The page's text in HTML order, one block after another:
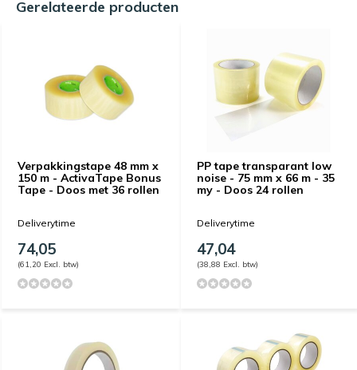
Gerelateerde producten
Verpakkingstape 48 mm x
150 m - ActivaTape Bonus
Tape - Doos met 36 rollen
Deliverytime
74,05
(61,20 Excl. btw)
PP tape transparant low
noise - 75 mm x 66 m - 35
my - Doos 24 rollen
Deliverytime
47,04
(38,88 Excl. btw)